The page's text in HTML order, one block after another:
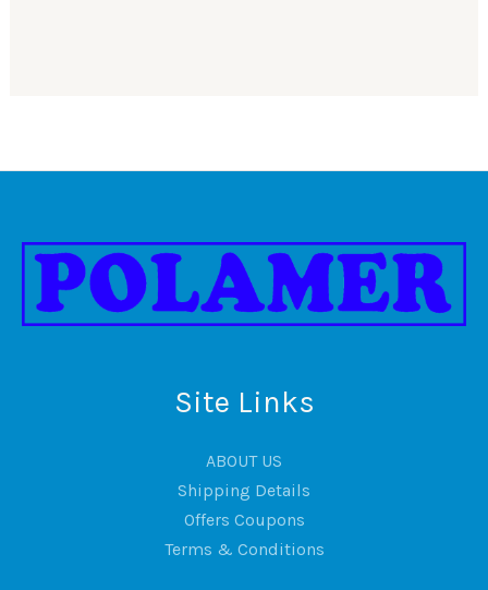
Site Links
ABOUT US
Shipping Details
Offers Coupons
Terms & Conditions